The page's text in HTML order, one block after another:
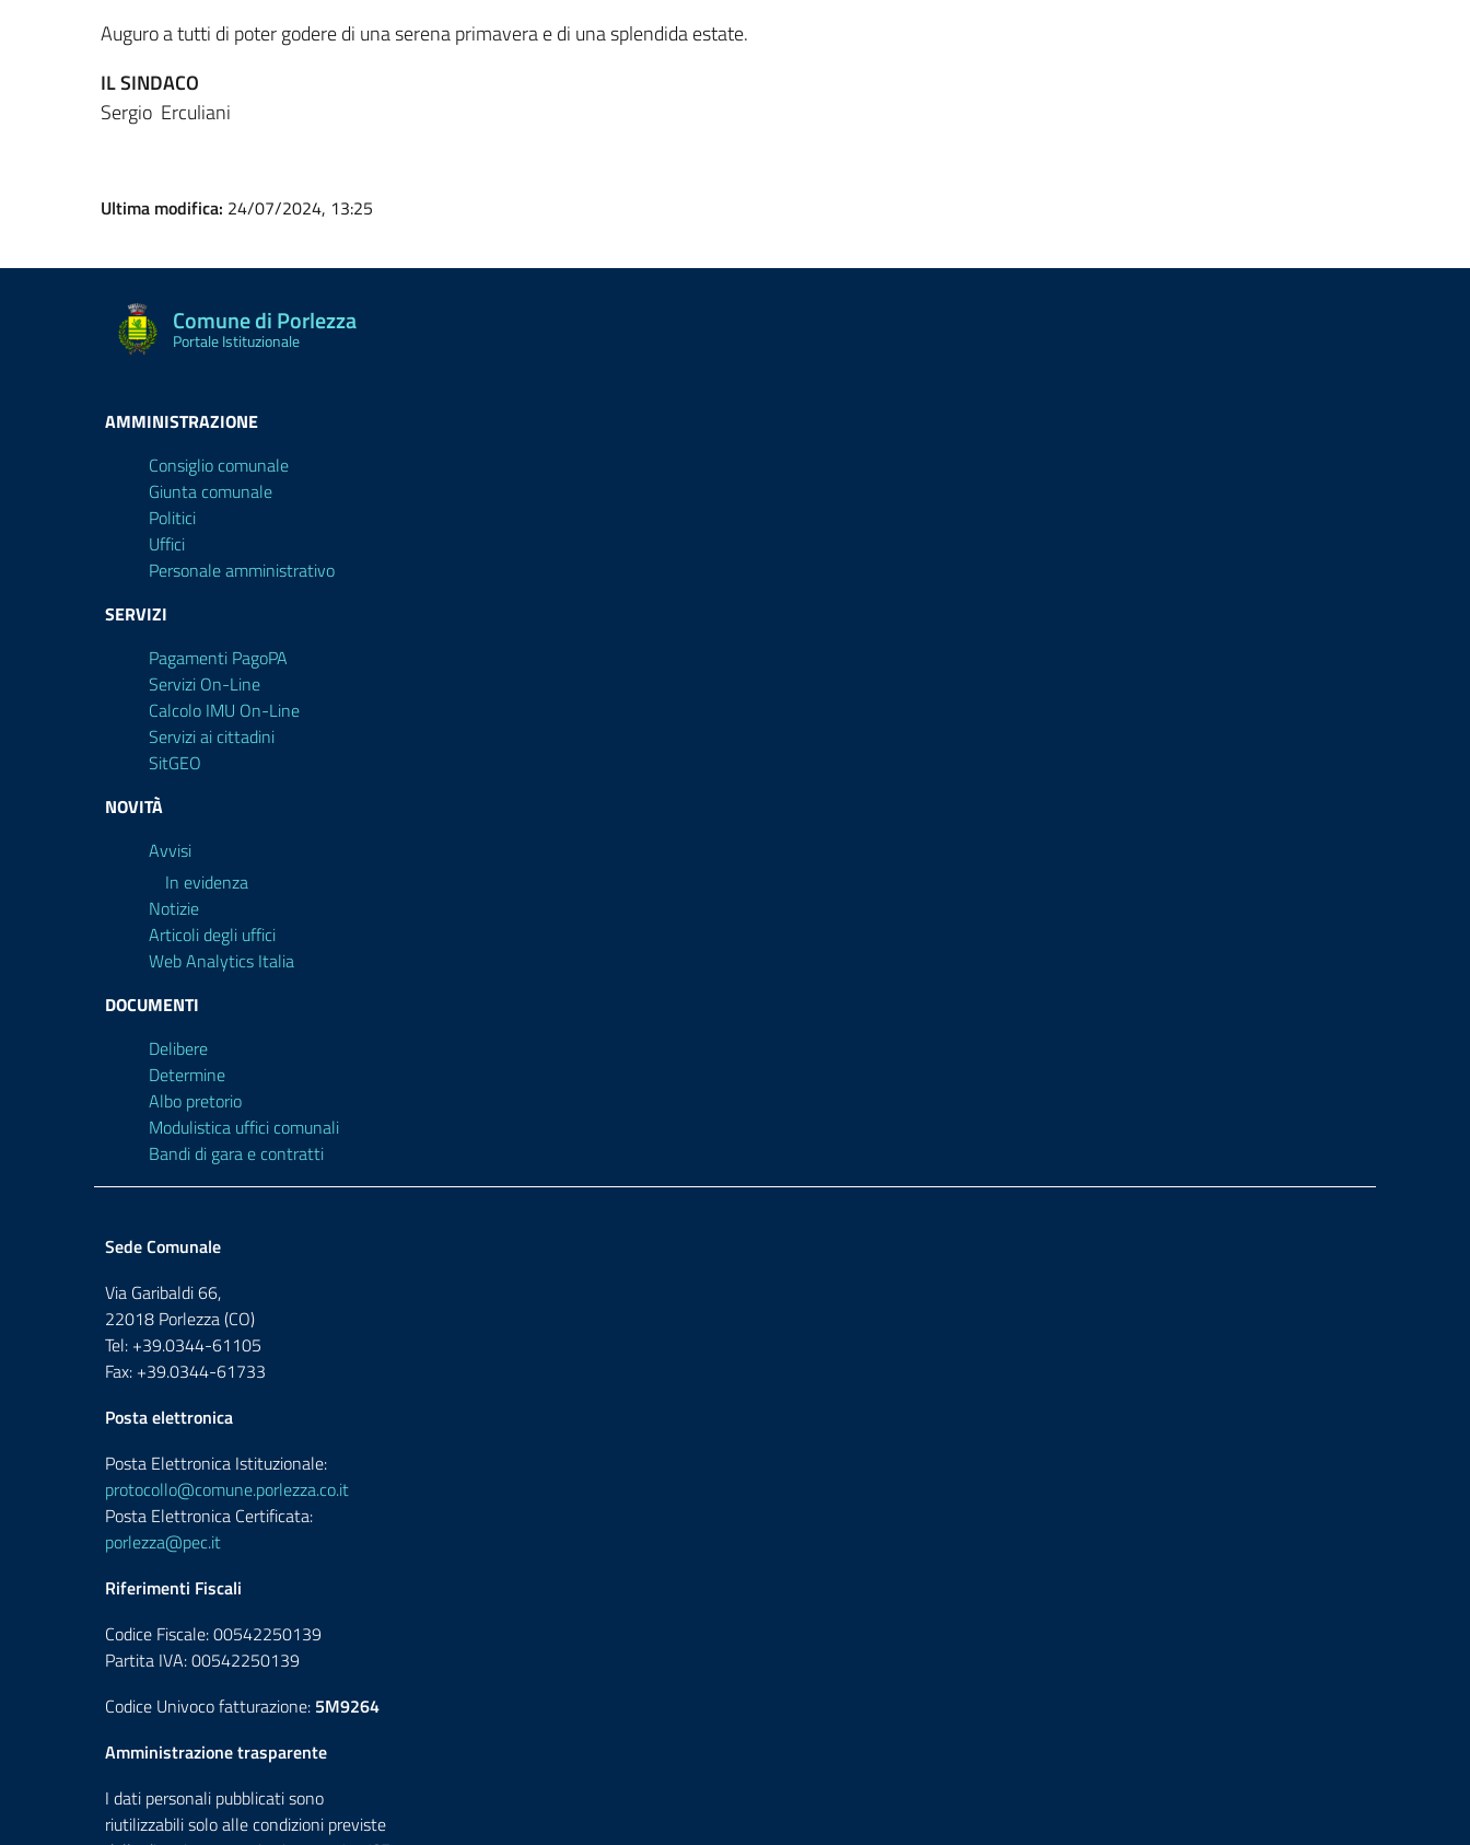
Auguro a tutti di poter godere di una serena primavera e di una splendida estate.
IL SINDACO
Sergio Erculiani
Ultima modifica: 24/07/2024, 13:25
Comune di Porlezza
Portale Istituzionale
AMMINISTRAZIONE
Consiglio comunale
Giunta comunale
Politici
Uffici
Personale amministrativo
SERVIZI
Pagamenti PagoPA
Servizi On-Line
Calcolo IMU On-Line
Servizi ai cittadini
SitGEO
NOVITÀ
Avvisi
In evidenza
Notizie
Articoli degli uffici
Web Analytics Italia
DOCUMENTI
Delibere
Determine
Albo pretorio
Modulistica uffici comunali
Bandi di gara e contratti
Sede Comunale
Via Garibaldi 66,
22018 Porlezza (CO)
Tel: +39.0344-61105
Fax: +39.0344-61733
Posta elettronica
Posta Elettronica Istituzionale:
protocollo@comune.porlezza.co.it
Posta Elettronica Certificata:
porlezza@pec.it
Riferimenti Fiscali
Codice Fiscale: 00542250139
Partita IVA: 00542250139
Codice Univoco fatturazione: 5M9264
Amministrazione trasparente
I dati personali pubblicati sono
riutilizzabili solo alle condizioni previste